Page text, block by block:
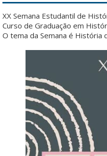
XX Semana Estudantil de
Curso de Graduação em
O tema da Semana é História